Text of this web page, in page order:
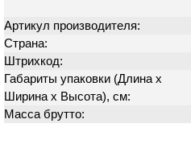
Артикул производителя:
Страна:
Штрихкод:
Габариты упаковки (Длина х
Ширина х Высота), см:
Масса брутто: